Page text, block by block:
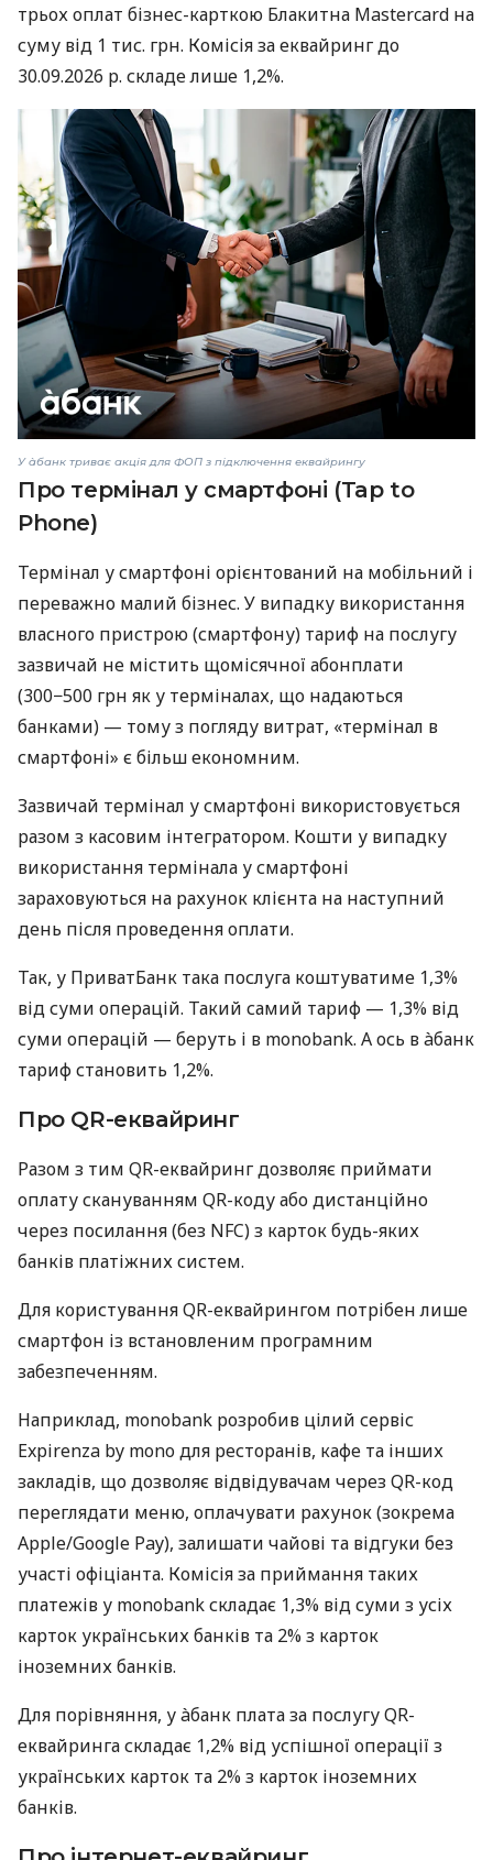
трьох оплат бізнес-карткою Блакитна Mastercard на
суму від 1 тис. грн. Комісія за еквайринг до
30.09.2026 р. складе лише 1,2%.
У àбанк триває акція для ФОП з підключення еквайрингу
Про термінал у смартфоні (Tap to
Phone)
Термінал у смартфоні орієнтований на мобільний і
переважно малий бізнес. У випадку використання
власного пристрою (смартфону) тариф на послугу
зазвичай не містить щомісячної абонплати
(300−500 грн як у терміналах, що надаються
банками) — тому з погляду витрат, «термінал в
смартфоні» є більш економним.
Зазвичай термінал у смартфоні використовується
разом з касовим інтегратором. Кошти у випадку
використання термінала у смартфоні
зараховуються на рахунок клієнта на наступний
день після проведення оплати.
Так, у ПриватБанк така послуга коштуватиме 1,3%
від суми операцій. Такий самий тариф — 1,3% від
суми операцій — беруть і в monobank. А ось в àбанк
тариф становить 1,2%.
Про QR-еквайринг
Разом з тим QR-еквайринг дозволяє приймати
оплату скануванням QR-коду або дистанційно
через посилання (без NFC) з карток будь-яких
банків платіжних систем.
Для користування QR-еквайрингом потрібен лише
смартфон із встановленим програмним
забезпеченням.
Наприклад, monobank розробив цілий сервіс
Expirenza by mono для ресторанів, кафе та інших
закладів, що дозволяє відвідувачам через QR-код
переглядати меню, оплачувати рахунок (зокрема
Apple/Google Pay), залишати чайові та відгуки без
участі офіціанта. Комісія за приймання таких
платежів у monobank складає 1,3% від суми з усіх
карток українських банків та 2% з карток
іноземних банків.
Для порівняння, у àбанк плата за послугу QR-
еквайринга складає 1,2% від успішної операції з
українських карток та 2% з карток іноземних
банків.